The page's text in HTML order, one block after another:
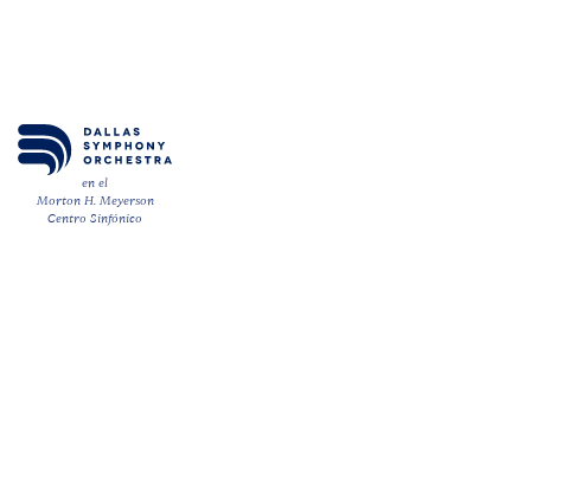
en el
Morton H. Meyerson
Centro Sinfónico